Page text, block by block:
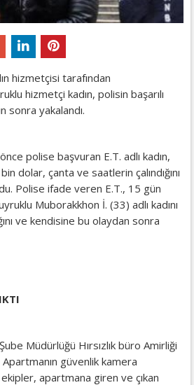
hizmetçisi tarafından
hizmetçi kadın, polisin başarılı
sonra yakalandı.
polise başvuran E.T. adlı kadın,
dolar, çanta ve saatlerin çalındığını
Polise ifade veren E.T., 15 gün
Muborakkhon İ. (33) adlı kadını
ve kendisine bu olaydan sonra
Müdürlüğü Hırsızlık büro Amirliği
güvenlik kamera
apartmana giren ve çıkan